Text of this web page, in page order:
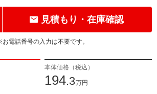
見積もり・在庫確認
電話番号の入力は不要です。
本体価格（税込）
194.3万円